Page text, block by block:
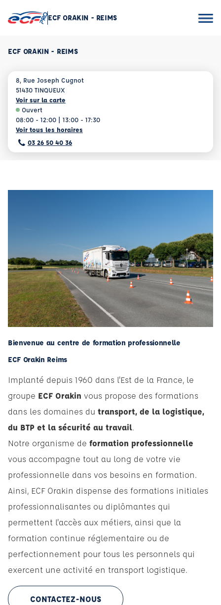
ECF ORAKIN - REIMS
ECF ORAKIN - REIMS
8, Rue Joseph Cugnot
51430 TINQUEUX
Voir sur la carte
Ouvert
08:00 - 12:00 | 13:00 - 17:30
Voir tous les horaires
03 26 50 40 36
Bienvenue au centre de formation professionnelle
ECF Orakin Reims
Implanté depuis 1960 dans l'Est de la France, le
groupe ECF Orakin vous propose des formations
dans les domaines du transport, de la logistique,
du BTP et la sécurité au travail.
Notre organisme de formation professionnelle
vous accompagne tout au long de votre vie
professionnelle dans vos besoins en formation.
Ainsi, ECF Orakin dispense des formations initiales
professionnalisantes ou diplômantes qui
permettent l'accès aux métiers, ainsi que la
formation continue réglementaire ou de
perfectionnement pour tous les personnels qui
exercent une activité en transport logistique.
CONTACTEZ-NOUS